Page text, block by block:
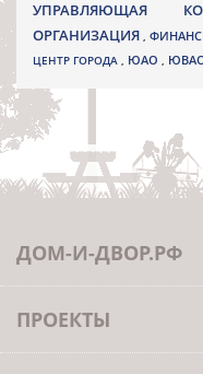
УПРАВЛЯЮЩАЯ
ОРГАНИЗАЦИЯ,
ЦЕНТР ГОРОДА , ЮАО ,
ДОМ-И-ДВОР.РФ
ПРОЕКТЫ